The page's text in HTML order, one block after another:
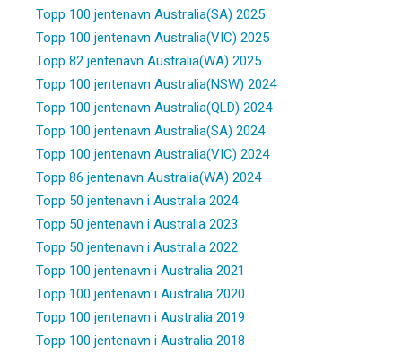
Topp 100 jentenavn Australia(SA) 2025
Topp 100 jentenavn Australia(VIC) 2025
Topp 82 jentenavn Australia(WA) 2025
Topp 100 jentenavn Australia(NSW) 2024
Topp 100 jentenavn Australia(QLD) 2024
Topp 100 jentenavn Australia(SA) 2024
Topp 100 jentenavn Australia(VIC) 2024
Topp 86 jentenavn Australia(WA) 2024
Topp 50 jentenavn i Australia 2024
Topp 50 jentenavn i Australia 2023
Topp 50 jentenavn i Australia 2022
Topp 100 jentenavn i Australia 2021
Topp 100 jentenavn i Australia 2020
Topp 100 jentenavn i Australia 2019
Topp 100 jentenavn i Australia 2018